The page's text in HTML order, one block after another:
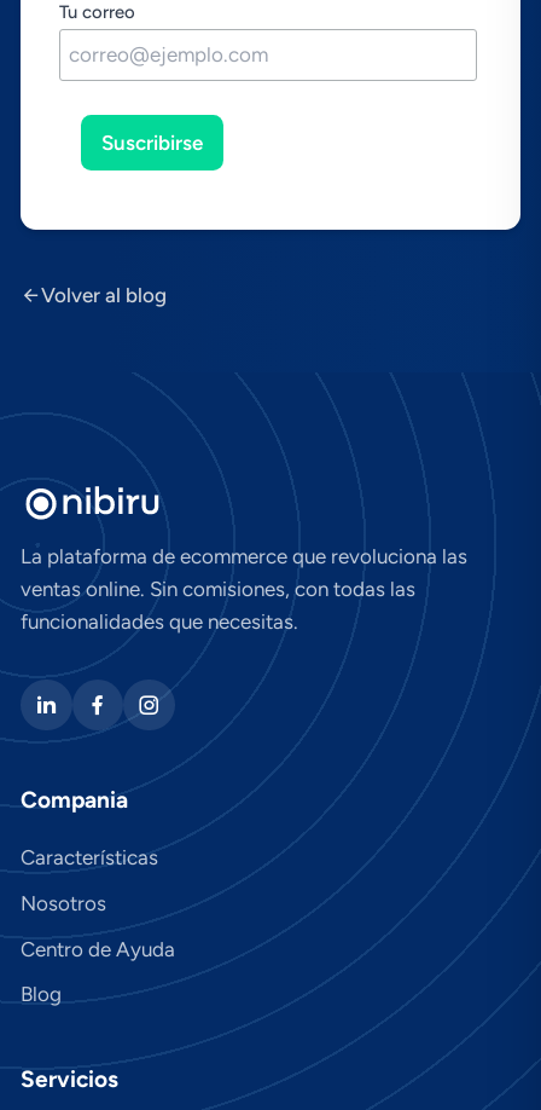
Tu correo
Suscribirse
Volver al blog
La plataforma de ecommerce que revoluciona las
ventas online. Sin comisiones, con todas las
funcionalidades que necesitas.
Compania
Características
Nosotros
Centro de Ayuda
Blog
Servicios